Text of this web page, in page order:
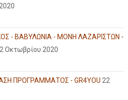
- ΒΑΒΥΛΩΝΙΑ - ΜΟΝΗ ΛΑΖΑΡΙΣΤΩΝ -
Οκτωβρίου 2020
ΠΡΟΓΡΑΜΜΑΤΟΣ - GR4YOU 22